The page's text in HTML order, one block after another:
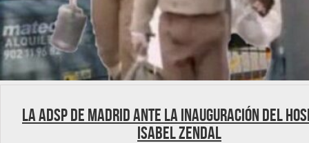
La ADSP de Madrid ante la inauguración del
Isabel Zendal